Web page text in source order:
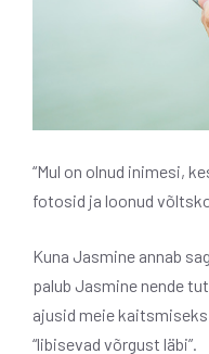
“Mul on olnud inimesi,
fotosid ja loonud
Kuna Jasmine annab
palub Jasmine nende
ajusid meie
“libisevad võrgust läbi”.